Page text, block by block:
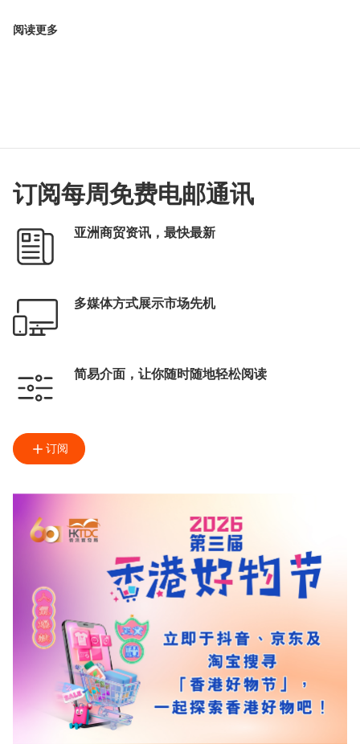
阅读更多
订阅每周免费电邮通讯
亚洲商贸资讯，最快最新
多媒体方式展示市场先机
简易介面，让你随时随地轻松阅读
订阅